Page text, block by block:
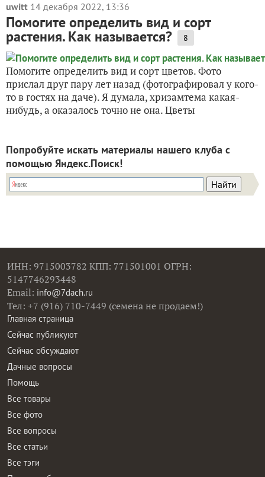
uwitt 14 декабря 2022, 13:36
Помогите определить вид и сорт
растения. Как называется? 8
Помогите определить вид и сорт цветов. Фото
прислал друг пару лет назад (фотографировал у кого-
то в гостях на даче). Я думала, хризамтема какая-
нибудь, а оказалось точно не она. Цветы
Попробуйте искать материалы нашего клуба с
помощью Яндекс.Поиск!
ИНН: 9715003782 КПП: 771501001 ОГРН:
5147746293448
Email: info@7dach.ru
Тел: +7 (916) 710-7449 (семена не продаем!)
Главная страница
Сейчас публикуют
Сейчас обсуждают
Дачные вопросы
Помощь
Все товары
Все фото
Все вопросы
Все статьи
Все тэги